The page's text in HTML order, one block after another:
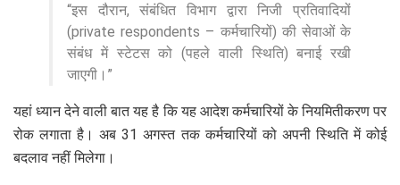
“इस दौरान, संबंधित विभाग द्वारा निजी प्रतिवादियों
(private respondents – कर्मचारियों) की सेवाओं के
संबंध में स्टेटस को (पहले वाली स्थिति) बनाई रखी
जाएगी।”
यहां ध्यान देने वाली बात यह है कि यह आदेश कर्मचारियों के नियमितीकरण पर
रोक लगाता है। अब 31 अगस्त तक कर्मचारियों को अपनी स्थिति में कोई
बदलाव नहीं मिलेगा।